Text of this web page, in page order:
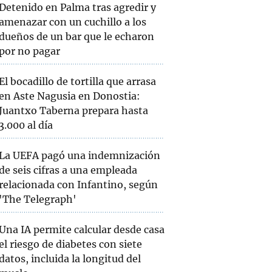
en Palma tras agredir y
con un cuchillo a los
de un bar que le echaron
no pagar
bocadillo de tortilla que arrasa
Aste Nagusia en Donostia:
Taberna prepara hasta
3.000 al día
UEFA pagó una indemnización
seis cifras a una empleada
con Infantino, según
'The Telegraph'
IA permite calcular desde casa
riesgo de diabetes con siete
incluida la longitud del